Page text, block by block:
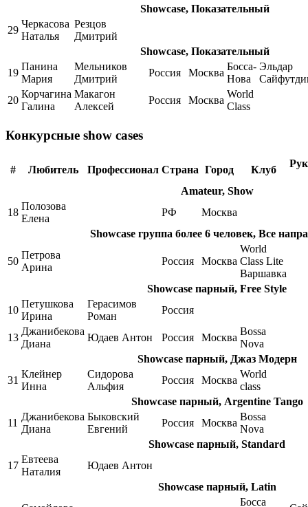
Showcase, Показательный
29
Черкасова
Наталья
Резцов
Дмитрий
Showcase, Показательный
19
Панина
Мария
Мельников
Дмитрий
Россия Москва
Босса-
Нова
Эльдар
20
Корчагина
Галина
Макагон
Алексей
Россия Москва
World
Class
Конкурсные show cases
# Любитель Профессионал Страна Город Клуб
Amateur, Show
18
Полозова
Елена
РФ
Москва
Showcase группа более 6 человек, Все
50
Петрова
Арина
Россия Москва
World
Class Lite
Варшавка
Showcase парный, Free Style
10
Петушкова
Ирина
Герасимов
Роман
Россия
13
Джанибекова
Диана
Юдаев Антон Россия Москва
Bossa
Nova
Showcase парный, Джаз Модерн
31
Клейнер
Инна
Сидорова
Альфия
Россия Москва
World
class
Showcase парный, Argentine Tango
11
Джанибекова
Диана
Быковский
Евгений
Россия Москва
Bossa
Nova
Showcase парный, Standard
17
Евтеева
Наталия
Юдаев Антон
Showcase парный, Latin
Босса